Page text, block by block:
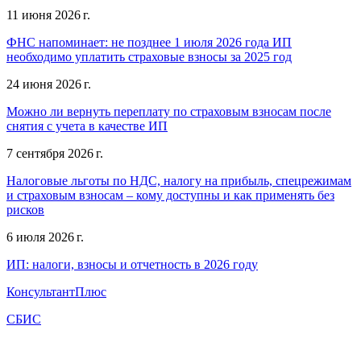
11 июня 2026 г.
ФНС напоминает: не позднее 1 июля 2026 года ИП
необходимо уплатить страховые взносы за 2025 год
24 июня 2026 г.
Можно ли вернуть переплату по страховым взносам после
снятия с учета в качестве ИП
7 сентября 2026 г.
Налоговые льготы по НДС, налогу на прибыль, спецрежимам
и страховым взносам – кому доступны и как применять без
рисков
6 июля 2026 г.
ИП: налоги, взносы и отчетность в 2026 году
КонсультантПлюс
СБИС